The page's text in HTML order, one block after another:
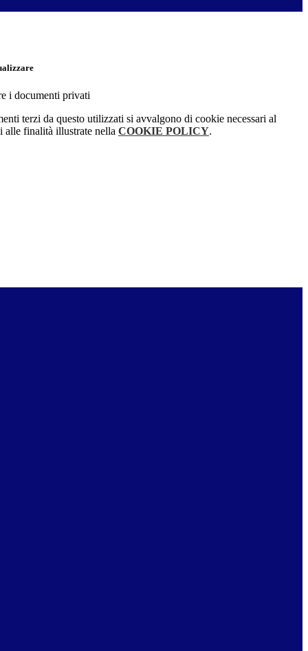
i documenti privati
terzi da questo utilizzati si avvalgono di cookie necessari al
alle finalità illustrate nella COOKIE POLICY.